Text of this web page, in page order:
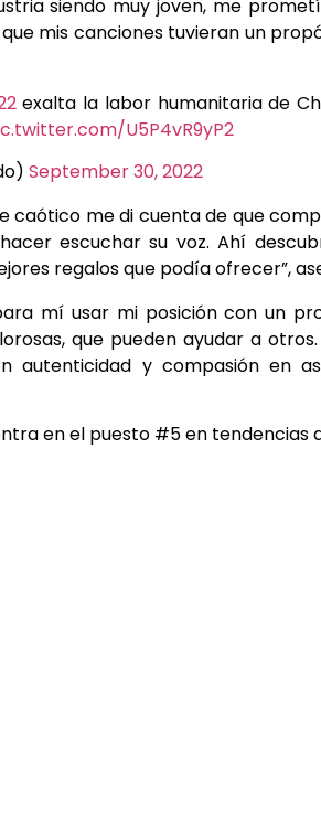
siendo muy joven, me
mis canciones tuvieran un
exalta la labor humanitaria de
U5P4vR9yP2
September 30, 2022
caótico me di cuenta de que
escuchar su voz. Ahí
regalos que podía ofrecer”,
mí usar mi posición con un
que pueden ayudar a
y compasión en
en el puesto #5 en tendencias